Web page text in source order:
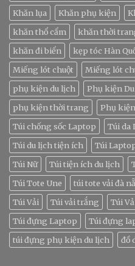
Khăn lụa
Khăn phụ kiện
khăn thổ cẩm
khăn thời
khăn đi biển
kẹp tóc Hàn
Miếng lót chuột
Miếng lót
phụ kiện du lịch
Phụ kiện
phụ kiện thời trang
Phụ
Túi chống sốc Laptop
Túi da
Túi du lịch tiện ích
Túi
Túi Nữ
Túi tiện ích du lịch
Túi Tote Une
túi tote vải đà
Túi Vải
Túi vải trắng Túi
Túi đựng Laptop
Túi đựng
túi đựng phụ kiện du lịch
đồ